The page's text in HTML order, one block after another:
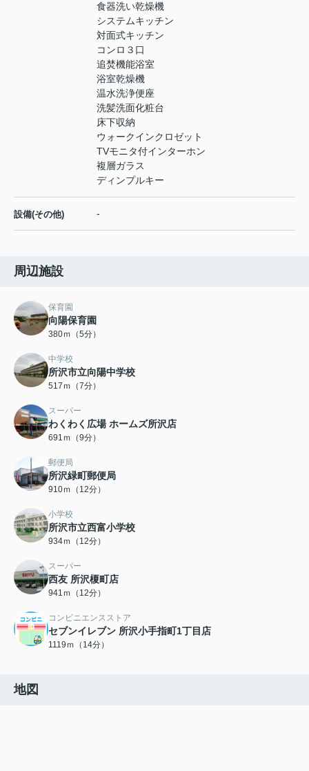
食器洗い乾燥機
システムキッチン
対面式キッチン
コンロ３口
追焚機能浴室
浴室乾燥機
温水洗浄便座
洗髪洗面化粧台
床下収納
ウォークインクロゼット
TVモニタ付インターホン
複層ガラス
ディンプルキー
設備(その他) -
周辺施設
保育園
向陽保育園
380ｍ（5分）
中学校
所沢市立向陽中学校
517ｍ（7分）
スーパー
わくわく広場 ホームズ所沢店
691ｍ（9分）
郵便局
所沢緑町郵便局
910ｍ（12分）
小学校
所沢市立西富小学校
934ｍ（12分）
スーパー
西友 所沢榎町店
941ｍ（12分）
コンビニエンスストア
セブンイレブン 所沢小手指町1丁目店
1119ｍ（14分）
地図